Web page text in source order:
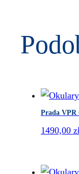
Prada VPR
1490,00